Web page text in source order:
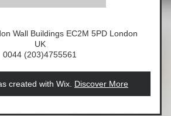
Wall Buildings EC2M 5PD London
UK
0044 (203)4755561
created with Wix. Discover More